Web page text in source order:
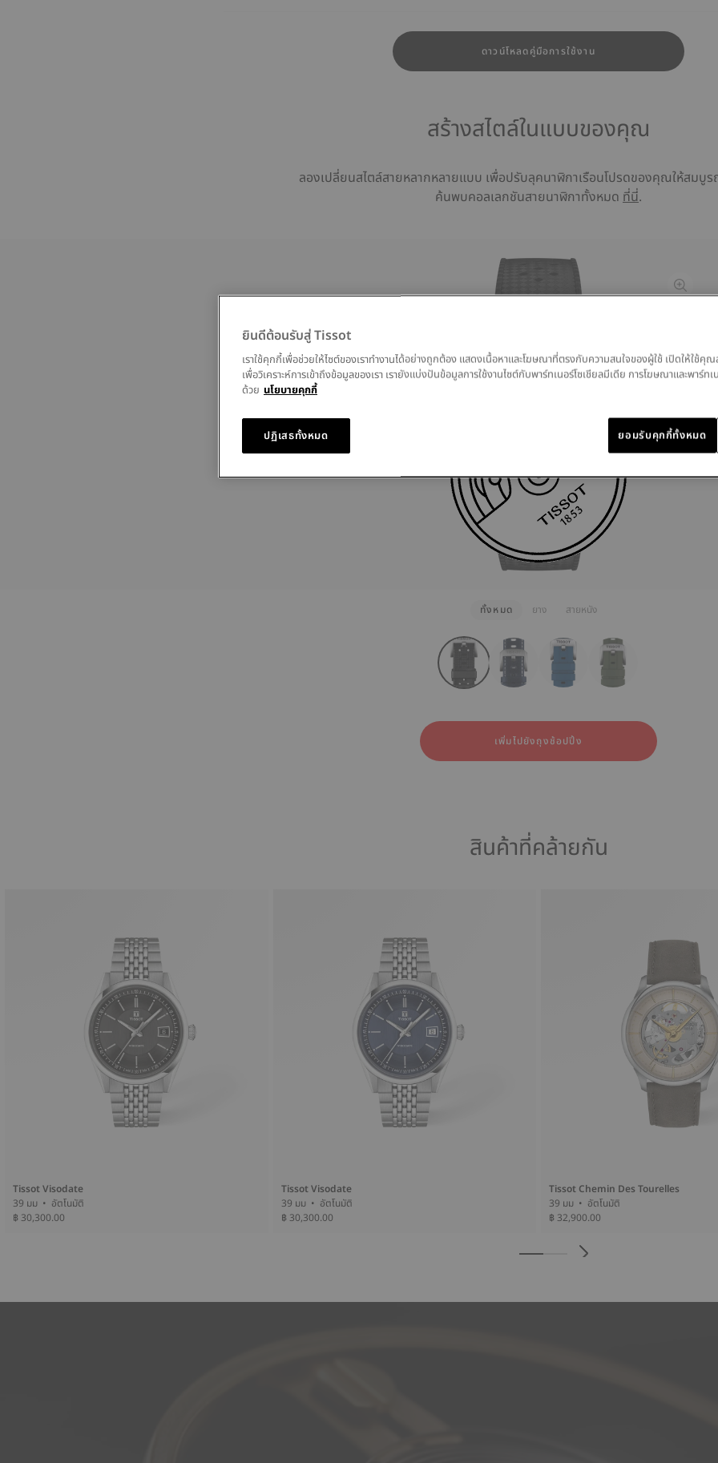
ดาวน์โหลดคู่มือการใช้งาน
สร้างสไตล์ในแบบของคุณ
ลองเปลี่ยนสไตล์สายหลากหลายแบบ เพื่อปรับลุคนาฬิกาเรือนโปรดของคุณให้สม
ค้นพบคอลเลกชันสายนาฬิกาทั้งหมด ที่นี่.
฿
สีดำ ระบบ
ทั้งหมด ยาง สายหนัง
strapConfigurator
เพิ่มไปยังถุงช้อปปิ้ง
สินค้าที่คล้ายกัน
Tissot Visodate
39 มม • อัตโนมัติ
฿ 30,300.00
Tissot Visodate
39 มม • อัตโนมัติ
฿ 30,300.00
Tissot Chemin Des Tourelles
39 มม • อัตโนมัติ
฿ 32,900.00
ยินดีต้อนรับสู่ Tissot
เราใช้คุกกี้เพื่อช่วยให้ไซต์ของเราทำงานได้อย่างถูกต้อง แสดงเนื้อหาและโฆษณาที่ตรงกับความสนใจของผู้ใช้ เปิดให้ใช้คุ
เพื่อวิเคราะห์การเข้าถึงข้อมูลของเรา เรายังแบ่งปันข้อมูลการใช้งานไซต์กับพาร์ทเนอร์โซเชียลมีเดีย การโฆษณาและพาร์ทเ
ด้วย นโยบายคุกกี้
ปฏิเสธทั้งหมด ยอมรับคุกกี้ทั้งหมด